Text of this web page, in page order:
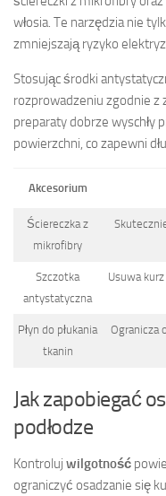
włosia. Te narzędzia nie
zmniejszają ryzyko
Stosując środki
rozprowadzeniu zgodnie z
preparaty dobrze wyschły
powierzchni, co zapewni
Akcesorium
Ściereczka z
mikrofibry
Szczotka
antystatyczna
Usuwa
Płyn do płukania
tkanin
Ogranicza
Jak zapobiegać
podłodze
Kontroluj wilgotność
ograniczyć osadzanie się